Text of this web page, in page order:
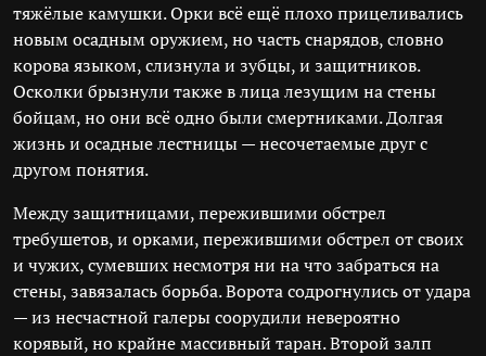
тяжёлые камушки. Орки всё ещё плохо прицеливались
новым осадным оружием, но часть снарядов, словно
корова языком, слизнула и зубцы, и защитников.
Осколки брызнули также в лица лезущим на стены
бойцам, но они всё одно были смертниками. Долгая
жизнь и осадные лестницы — несочетаемые друг с
другом понятия.
Между защитницами, пережившими обстрел
требушетов, и орками, пережившими обстрел от своих
и чужих, сумевших несмотря ни на что забраться на
стены, завязалась борьба. Ворота содрогнулись от удара
— из несчастной галеры соорудили невероятно
корявый, но крайне массивный таран. Второй залп